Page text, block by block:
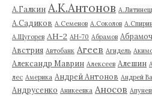
А.Галкин А.К.Антонов
А.Садиков А.Семенов А.Соколов
А.Щугорев АН-2 АН-70 Абрамов
Австрия Автобанк Агеев Агидель
Александр Маврин Алексеев Алешин
лес Америка Андрей Антонов Андрей
Андрусенко Аникеевка Аносов